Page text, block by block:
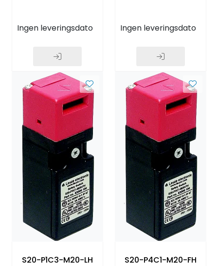
Ingen leveringsdato Ingen leveringsdato
S20-P1C3-M20-LH S20-P4C1-M20-FH